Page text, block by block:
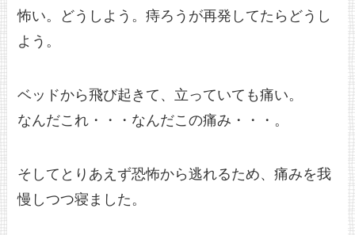
怖い。どうしよう。痔ろうが再発してたらどうし
よう。
ベッドから飛び起きて、立っていても痛い。
なんだこれ・・・なんだこの痛み・・・。
そしてとりあえず恐怖から逃れるため、痛みを我
慢しつつ寝ました。